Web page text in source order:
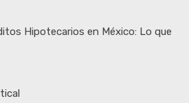
Hipotecarios en México: Lo que